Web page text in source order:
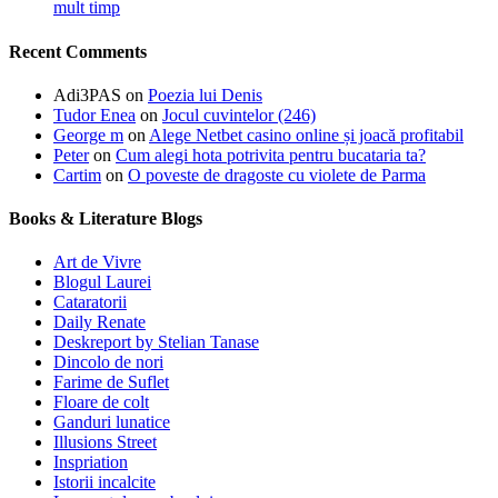
mult timp
Recent Comments
Adi3PAS on Poezia lui Denis
Tudor Enea on Jocul cuvintelor (246)
George m on Alege Netbet casino online și joacă profitabil
Peteron Cum alegi hota potrivita pentru bucataria ta?
Cartim on O poveste de dragoste cu violete de Parma
Books & Literature Blogs
Art de Vivre
Blogul Laurei
Cataratorii
Daily Renate
Deskreport by Stelian Tanase
Dincolo de nori
Farime de Suflet
Floare de colt
Ganduri lunatice
Illusions Street
Inspriation
Istorii incalcite